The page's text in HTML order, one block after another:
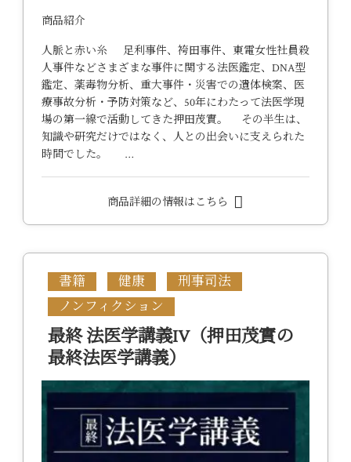
商品紹介
人脈と赤い糸 足利事件、袴田事件、東電女性社員殺
人事件などさまざまな事件に関する法医鑑定、DNA型
鑑定、薬毒物分析、重大事件・災害での遺体検案、医
療事故分析・予防対策など、50年にわたって法医学現
場の第一線で活動してきた押田茂實。 その半生は、
知識や研究だけではなく、人との出会いに支えられた
時間でした。 …
商品詳細の情報はこちら
書籍 健康
刑事司法
ノンフィクション
最終 法医学講義IV（押田茂實の
最終法医学講義）